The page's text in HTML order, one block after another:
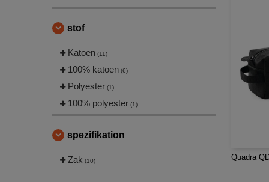
stof
Katoen (11)
100% katoen (6)
Polyester (1)
100% polyester (1)
spezifikation
Zak (10) Quadra